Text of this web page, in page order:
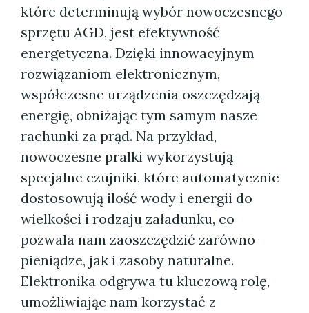
które determinują wybór nowoczesnego
sprzętu AGD, jest efektywność
energetyczna. Dzięki innowacyjnym
rozwiązaniom elektronicznym,
współczesne urządzenia oszczędzają
energię, obniżając tym samym nasze
rachunki za prąd. Na przykład,
nowoczesne pralki wykorzystują
specjalne czujniki, które automatycznie
dostosowują ilość wody i energii do
wielkości i rodzaju załadunku, co
pozwala nam zaoszczędzić zarówno
pieniądze, jak i zasoby naturalne.
Elektronika odgrywa tu kluczową rolę,
umożliwiając nam korzystać z